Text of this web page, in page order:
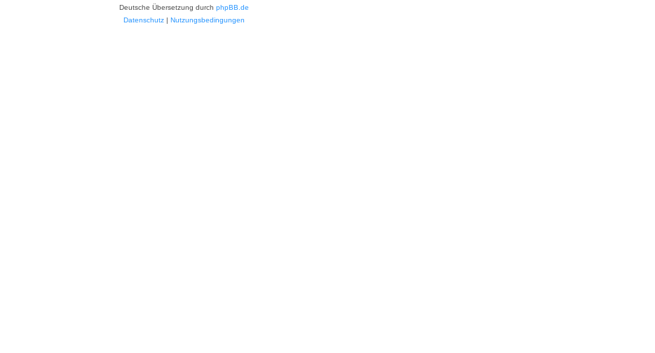
Deutsche Übersetzung durch phpBB.de
Datenschutz| Nutzungsbedingungen